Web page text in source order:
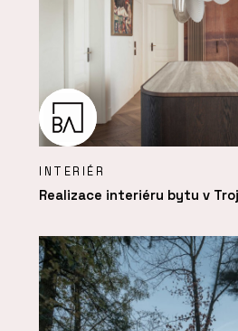
INTERIÉR
Realizace interiéru bytu v